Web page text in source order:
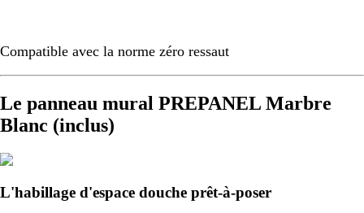
Compatible avec la norme zéro ressaut
Le panneau mural PREPANEL Marbre
Blanc (inclus)
L'habillage d'espace douche prêt-à-poser